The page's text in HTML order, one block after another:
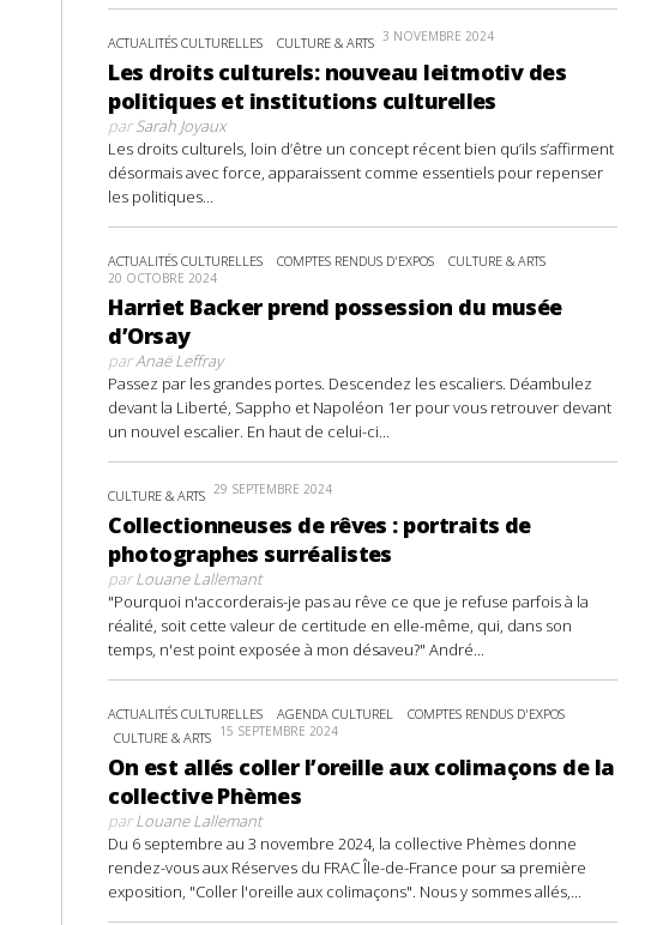
ACTUALITÉS CULTURELLES CULTURE & ARTS 3 NOVEMBRE 2024
Les droits culturels: nouveau leitmotiv des
politiques et institutions culturelles
parSarah Joyaux
Les droits culturels, loin d’être un concept récent bien qu’ils s’affirment
désormais avec force, apparaissent comme essentiels pour repenser
les politiques...
ACTUALITÉS CULTURELLES COMPTES RENDUS D'EXPOS CULTURE & ARTS
20 OCTOBRE 2024
Harriet Backer prend possession du musée
d’Orsay
parAnaë Leffray
Passez par les grandes portes. Descendez les escaliers. Déambulez
devant la Liberté, Sappho et Napoléon 1er pour vous retrouver devant
un nouvel escalier. En haut de celui-ci...
CULTURE & ARTS 29 SEPTEMBRE 2024
Collectionneuses de rêves : portraits de
photographes surréalistes
parLouane Lallemant
"Pourquoi n'accorderais-je pas au rêve ce que je refuse parfois à la
réalité, soit cette valeur de certitude en elle-même, qui, dans son
temps, n'est point exposée à mon désaveu?" André...
ACTUALITÉS CULTURELLES AGENDA CULTUREL
COMPTES RENDUS D'EXPOS
CULTURE & ARTS 15 SEPTEMBRE 2024
On est allés coller l’oreille aux colimaçons de la
collective Phèmes
parLouane Lallemant
Du 6 septembre au 3 novembre 2024, la collective Phèmes donne
rendez-vous aux Réserves du FRAC Île-de-France pour sa première
exposition, "Coller l'oreille aux colimaçons". Nous y sommes allés,...